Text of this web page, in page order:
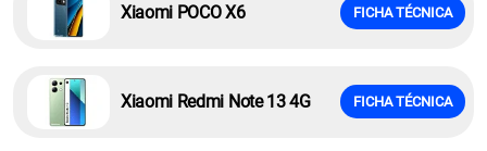
Xiaomi POCO X6 FICHA TÉCNICA
Xiaomi Redmi Note 13 4G FICHA TÉCNICA